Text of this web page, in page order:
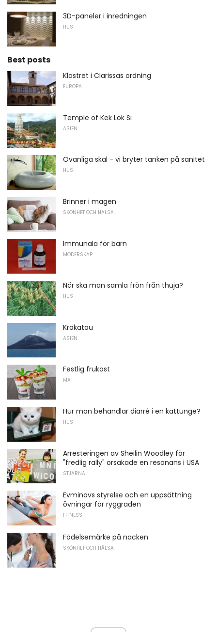
3D-paneler i inredningen
HUS
Best posts
Klostret i Clarissas ordning
EUROPA
Temple of Kek Lok Si
ASIEN
Ovanliga skal - vi bryter tanken på sanitet
HUS
Brinner i magen
SKÖNHET OCH HÄLSA
Immunala för barn
MODERSKAP
När ska man samla frön från thuja?
HUS
Krakatau
ASIEN
Festlig frukost
MAT
Hur man behandlar diarré i en kattunge?
HUS
Arresteringen av Sheilin Woodley för
"fredlig rally" orsakade en resonans i USA
STJÄRNA
Evminovs styrelse och en uppsättning
övningar för ryggraden
FITNESS
Födelsemärke på nacken
SKÖNHET OCH HÄLSA